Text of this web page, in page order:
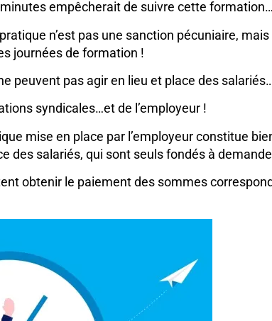
empêcherait de suivre cette formation…
n’est pas une sanction pécuniaire,
journées de formation !
peuvent pas agir en lieu et place des
syndicales…et de l’employeur !
mise en place par l’employeur constitue
des salariés, qui sont seuls fondés à
obtenir le paiement des sommes